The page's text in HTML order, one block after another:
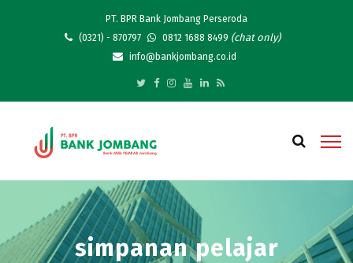
PT. BPR Bank Jombang Perseroda
(0321) - 870797
0812 1688 8499 (chat only)
info@bankjombang.co.id
simpanan pelajar